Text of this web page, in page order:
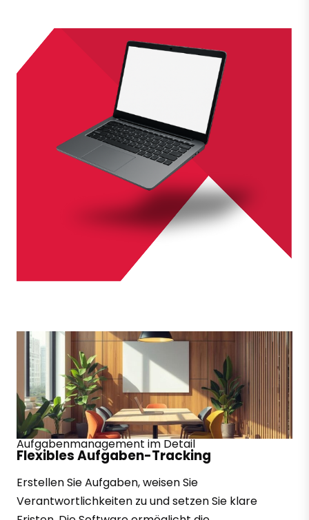
Aufgabenmanagement im Detail
Flexibles Aufgaben-Tracking
Erstellen Sie Aufgaben, weisen Sie
Verantwortlichkeiten zu und setzen Sie klare